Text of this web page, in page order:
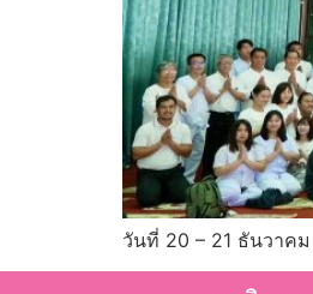
วันที่ 20 – 21 ธันวาค